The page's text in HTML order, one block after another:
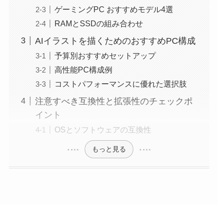
ゲーミングPC おすすめモデル4選
RAMとSSDの組み合わせ
AIイラストを描くためのおすすめPC構成
予算別おすすめセットアップ
高性能PC構成例
コストパフォーマンスに優れた選択肢
注意すべき互換性と拡張性のチェックポ
イント
OSとソフトウェアの互換性
もっと見る